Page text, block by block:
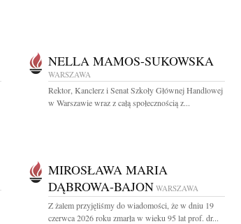
NELLA MAMOS-SUKOWSKA
WARSZAWA
Rektor, Kanclerz i Senat Szkoły Głównej Handlowej
w Warszawie wraz z całą społecznością z...
MIROSŁAWA MARIA
DĄBROWA-BAJON WARSZAWA
Z żalem przyjęliśmy do wiadomości, że w dniu 19
czerwca 2026 roku zmarła w wieku 95 lat prof. dr...